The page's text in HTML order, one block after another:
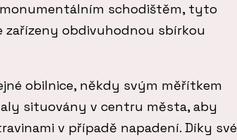
schodištěm, tyto
obdivuhodnou sbírkou
obilnice, někdy svým měřítkem
situovány v centru města, aby
v případě napadení. Díky své